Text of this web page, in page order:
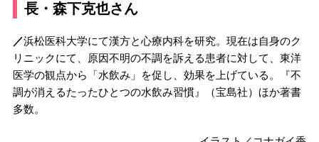
長・森下克也さん
／浜松医科大学にて漢方と心療内科を研究。現在は自身のク
リニックにて、原因不明の不調を訴える患者に対して、東洋
医学の観点から「水飲み」を促し、効果を上げている。『不
調が消えるたったひとつの水飲み習慣』（宝島社）ほか著書
多数。